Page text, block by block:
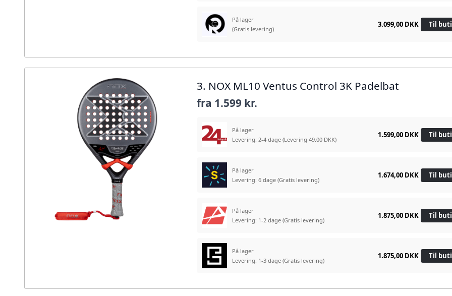
På lager
(Gratis levering)
3.099,00 DKK Til
3. NOX ML10 Ventus Control 3K Padelbat
fra 1.599 kr.
På lager
Levering: 2-4 dage(Levering 49.00 DKK)
1.599,00 DKK Til
På lager
Levering: 6 dage(Gratis levering)
1.674,00 DKK Til
På lager
Levering: 1-2 dage(Gratis levering)
1.875,00 DKK Til
På lager
Levering: 1-3 dage(Gratis levering)
1.875,00 DKK Til